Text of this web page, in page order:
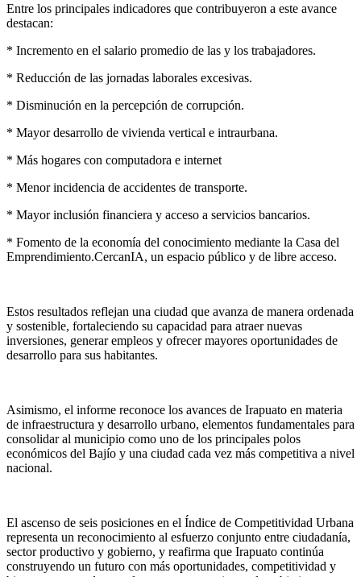
Entre los principales indicadores que contribuyeron a este avance
destacan:
* Incremento en el salario promedio de las y los trabajadores.
* Reducción de las jornadas laborales excesivas.
* Disminución en la percepción de corrupción.
* Mayor desarrollo de vivienda vertical e intraurbana.
* Más hogares con computadora e internet
* Menor incidencia de accidentes de transporte.
* Mayor inclusión financiera y acceso a servicios bancarios.
* Fomento de la economía del conocimiento mediante la Casa del
Emprendimiento.CercanIA, un espacio público y de libre acceso.
Estos resultados reflejan una ciudad que avanza de manera ordenada
y sostenible, fortaleciendo su capacidad para atraer nuevas
inversiones, generar empleos y ofrecer mayores oportunidades de
desarrollo para sus habitantes.
Asimismo, el informe reconoce los avances de Irapuato en materia
de infraestructura y desarrollo urbano, elementos fundamentales para
consolidar al municipio como uno de los principales polos
económicos del Bajío y una ciudad cada vez más competitiva a nivel
nacional.
El ascenso de seis posiciones en el Índice de Competitividad Urbana
representa un reconocimiento al esfuerzo conjunto entre ciudadanía,
sector productivo y gobierno, y reafirma que Irapuato continúa
construyendo un futuro con más oportunidades, competitividad y